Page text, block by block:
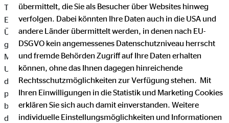
Telefonnummer einer betroffenen Person, erfolgt stets im
Einklang mit der Datenschutz-Grundverordnung und in
Übereinstimmung mit den für die OVB Vermögensberatung AG
geltenden landesspezifischen Datenschutzbestimmungen.
Mittels dieser Datenschutzerklärung möchte unser
Unternehmen die Öffentlichkeit über Art, Umfang und Zweck
der von uns erhobenen, genutzten und verarbeiteten
personenbezogenen Daten informieren. Ferner werden
betroffene Personen mittels dieser Datenschutzerklärung über
die ihnen zustehenden Rechte aufgeklärt.
übermittelt, die Sie als Besucher über Websites hinweg
verfolgen. Dabei könnten Ihre Daten auch in die USA und
andere Länder übermittelt werden, in denen nach EU-
DSGVO kein angemessenes Datenschutzniveau herrscht
und fremde Behörden Zugriff auf Ihre Daten erhalten
können, ohne das Ihnen dagegen hinreichende
Rechtsschutzmöglichkeiten zur Verfügung stehen. Mit
Ihren Einwilligungen in die Statistik und Marketing Cookies
erklären Sie sich auch damit einverstanden. Weitere
individuelle Einstellungsmöglichkeiten und Informationen